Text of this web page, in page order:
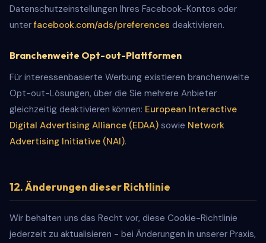
Datenschutzeinstellungen Ihres Facebook-Kontos oder
unterfacebook.com/ads/preferences deaktivieren.
Branchenweite Opt-out-Plattformen
Für interessenbasierte Werbung existieren branchenweite
Opt-out-Lösungen, über die Sie mehrere Anbieter
gleichzeitig deaktivieren können: European Interactive
Digital Advertising Alliance (EDAA) sowie Network
Advertising Initiative (NAI).
12. Änderungen dieser Richtlinie
Wir behalten uns das Recht vor, diese Cookie-Richtlinie
jederzeit zu aktualisieren - bei Änderungen in unserer Praxis,